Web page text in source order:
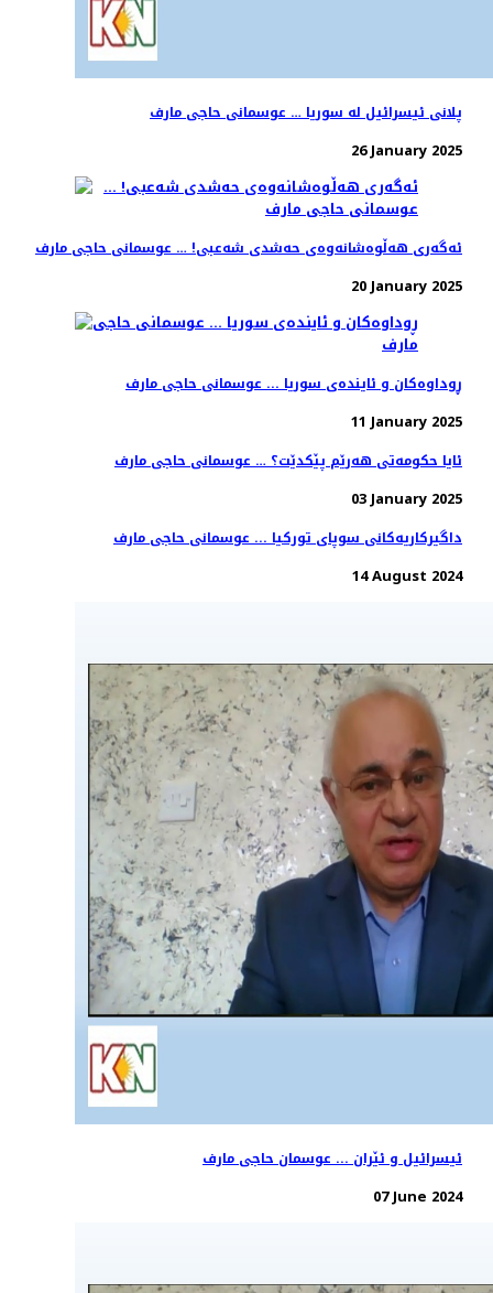
پلانی ئیسرائیل لە سوریا … عوسمانی حاجی مارف
26 January 2025
ئەگەری هەڵوەشانەوەی حەشدی شەعبی! … عوسمانی حاجی مارف
20 January 2025
ڕوداوەکان و ئایندەی سوریا ... عوسمانی حاجی مارف
11 January 2025
ئایا حکومەتی هەرێم پێکدێت؟ … عوسمانی حاجی مارف
03 January 2025
داگیرکاریەکانی سوپای تورکیا ... عوسمانی حاجی مارف
14 August 2024
ئیسرائیل و ئێران ... عوسمان حاجی مارف
07 June 2024